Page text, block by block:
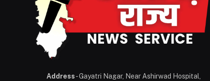
Address- Gayatri Nagar, Near Ashirwad Hospital,